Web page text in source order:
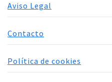
Aviso Legal
Contacto
Política de cookies